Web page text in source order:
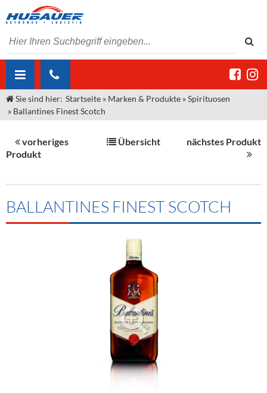
ÜBER UNS
Unser Liefergebiet
Kontakt
Angebote Gastronomie & Großhandel
Neuigkeiten
MARKEN & PRODUKTE
Sirup
Spirituosen
Alkoholfreie Getränke
Kommisionskauf & Lieferbedingungen
Fremddienstleistungen
Sie sind hier: Startseite » Marken & Produkte »Spirituosen
» Ballantines Finest Scotch
vorheriges
Produkt
Übersicht nächstes Produkt
BALLANTINES FINEST SCOTCH